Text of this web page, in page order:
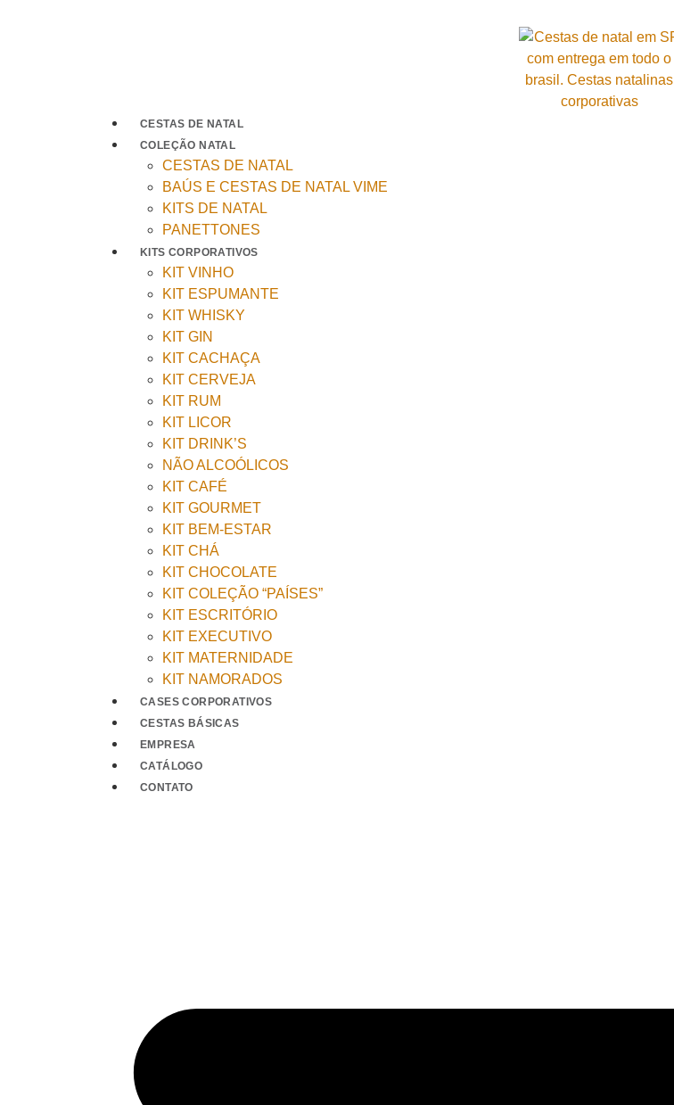
CESTAS DE NATAL
COLEÇÃO NATAL
CESTAS DE NATAL
BAÚS E CESTAS DE NATAL VIME
KITS DE NATAL
PANETTONES
KITS CORPORATIVOS
KIT VINHO
KIT ESPUMANTE
KIT WHISKY
KIT GIN
KIT CACHAÇA
KIT CERVEJA
KIT RUM
KIT LICOR
KIT DRINK’S
NÃO ALCOÓLICOS
KIT CAFÉ
KIT GOURMET
KIT BEM-ESTAR
KIT CHÁ
KIT CHOCOLATE
KIT COLEÇÃO “PAÍSES”
KIT ESCRITÓRIO
KIT EXECUTIVO
KIT MATERNIDADE
KIT NAMORADOS
CASES CORPORATIVOS
CESTAS BÁSICAS
EMPRESA
CATÁLOGO
CONTATO